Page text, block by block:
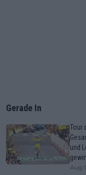
Gerade In
Tour
und
Aug